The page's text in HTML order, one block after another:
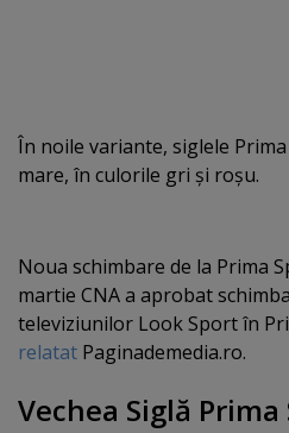
În noile variante, siglele
mare, în culorile gri şi roşu.
Noua schimbare de la Prima
martie CNA a aprobat
televiziunilor Look Sport în
relatat Paginademedia.ro.
Vechea Siglă